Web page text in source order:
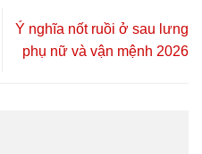
Ý nghĩa nốt ruồi ở sau lưng
phụ nữ và vận mệnh 2026